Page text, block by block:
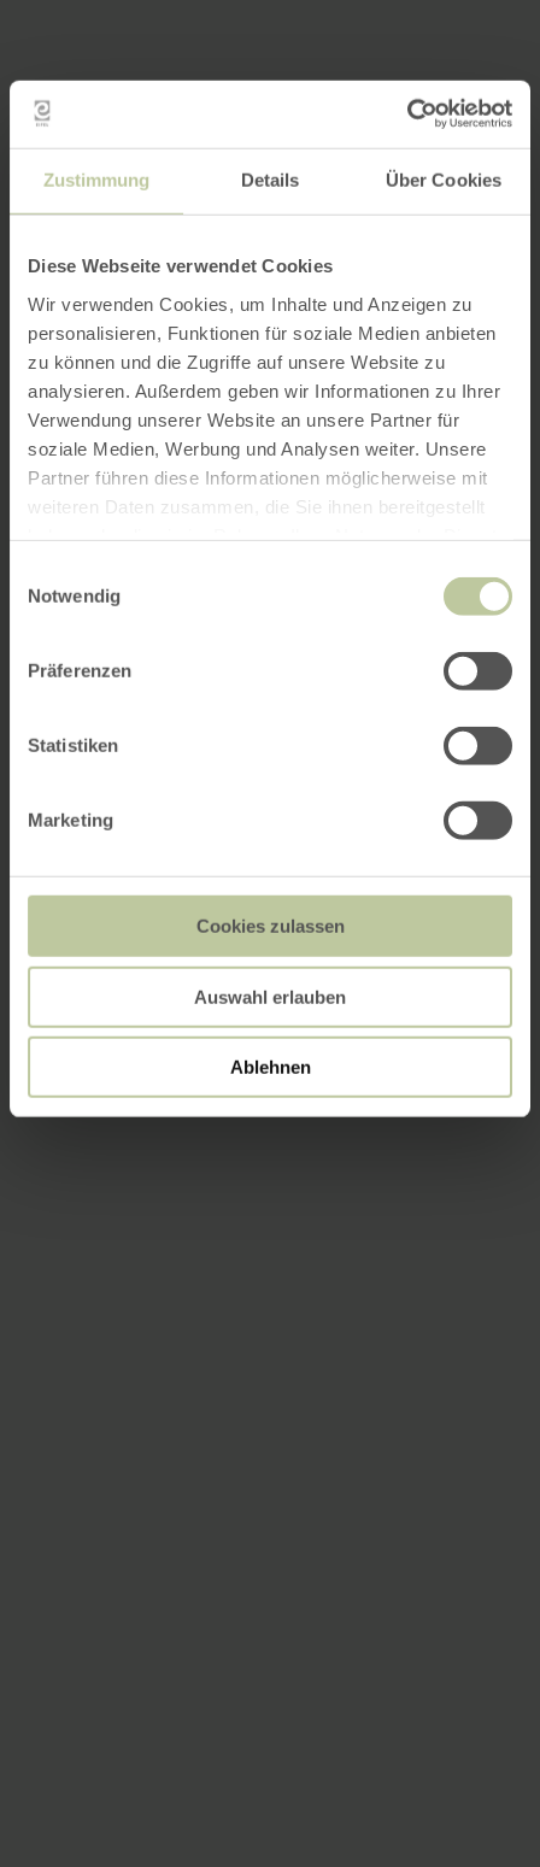
Zustimmung Details Über Cookies
Diese Webseite verwendet Cookies
Wir verwenden Cookies, um Inhalte und Anzeigen zu
personalisieren, Funktionen für soziale Medien anbieten
zu können und die Zugriffe auf unsere Website zu
analysieren. Außerdem geben wir Informationen zu Ihrer
Verwendung unserer Website an unsere Partner für
soziale Medien, Werbung und Analysen weiter. Unsere
Partner führen diese Informationen möglicherweise mit
weiteren Daten zusammen, die Sie ihnen bereitgestellt
Notwendig
Präferenzen
Statistiken
Marketing
Cookies zulassen
Auswahl erlauben
Ablehnen